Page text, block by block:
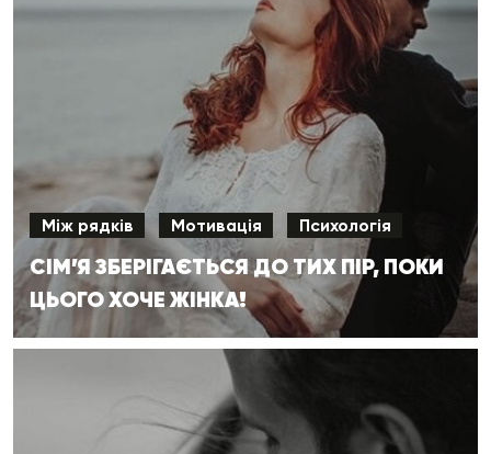
Між рядків Мотивація Психологія
СІМ’Я ЗБЕРІГАЄТЬСЯ ДО ТИХ ПІР, ПОКИ
ЦЬОГО ХОЧЕ ЖІНКА!